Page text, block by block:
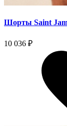
Шорты Saint
10 036 ₽